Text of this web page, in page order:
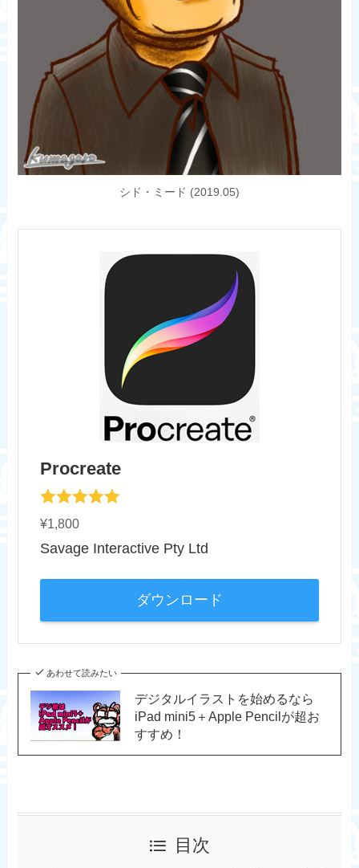
シド・ミード (2019.05)
Procreate
¥1,800
Savage Interactive Pty Ltd
ダウンロード
あわせて読みたい
デジタルイラストを始めるなら
iPad mini5＋Apple Pencilが超お
すすめ！
目次